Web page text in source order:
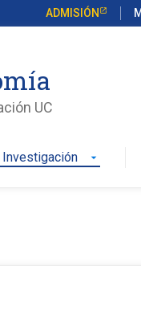
ADMISIÓN
UC
arrow_drop_down